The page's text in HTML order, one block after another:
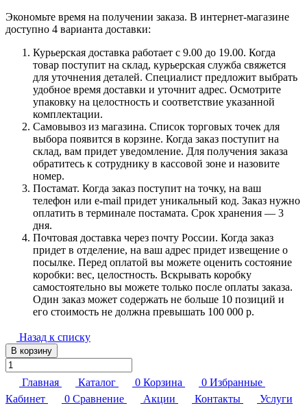
Экономьте время на получении заказа. В интернет-магазине
доступно 4 варианта доставки:
Курьерская доставка работает с 9.00 до 19.00. Когда
товар поступит на склад, курьерская служба свяжется
для уточнения деталей. Специалист предложит выбрать
удобное время доставки и уточнит адрес. Осмотрите
упаковку на целостность и соответствие указанной
комплектации.
Самовывоз из магазина. Список торговых точек для
выбора появится в корзине. Когда заказ поступит на
склад, вам придет уведомление. Для получения заказа
обратитесь к сотруднику в кассовой зоне и назовите
номер.
Постамат. Когда заказ поступит на точку, на ваш
телефон или e-mail придет уникальный код. Заказ нужно
оплатить в терминале постамата. Срок хранения — 3
дня.
Почтовая доставка через почту России. Когда заказ
придет в отделение, на ваш адрес придет извещение о
посылке. Перед оплатой вы можете оценить состояние
коробки: вес, целостность. Вскрывать коробку
самостоятельно вы можете только после оплаты заказа.
Один заказ может содержать не больше 10 позиций и
его стоимость не должна превышать 100 000 р.
Назад к списку
В корзину
Главная Каталог 0 Корзина 0 Избранные
Кабинет
0 Сравнение Акции Контакты
Услуги